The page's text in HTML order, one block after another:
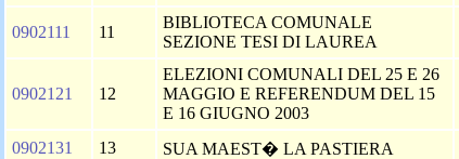
0902111 11
BIBLIOTECA COMUNALE
SEZIONE TESI DI LAUREA
0902121 12
ELEZIONI COMUNALI DEL 25 E 26
MAGGIO E REFERENDUM DEL 15
E 16 GIUGNO 2003
0902131 13 SUA MAEST� LA PASTIERA